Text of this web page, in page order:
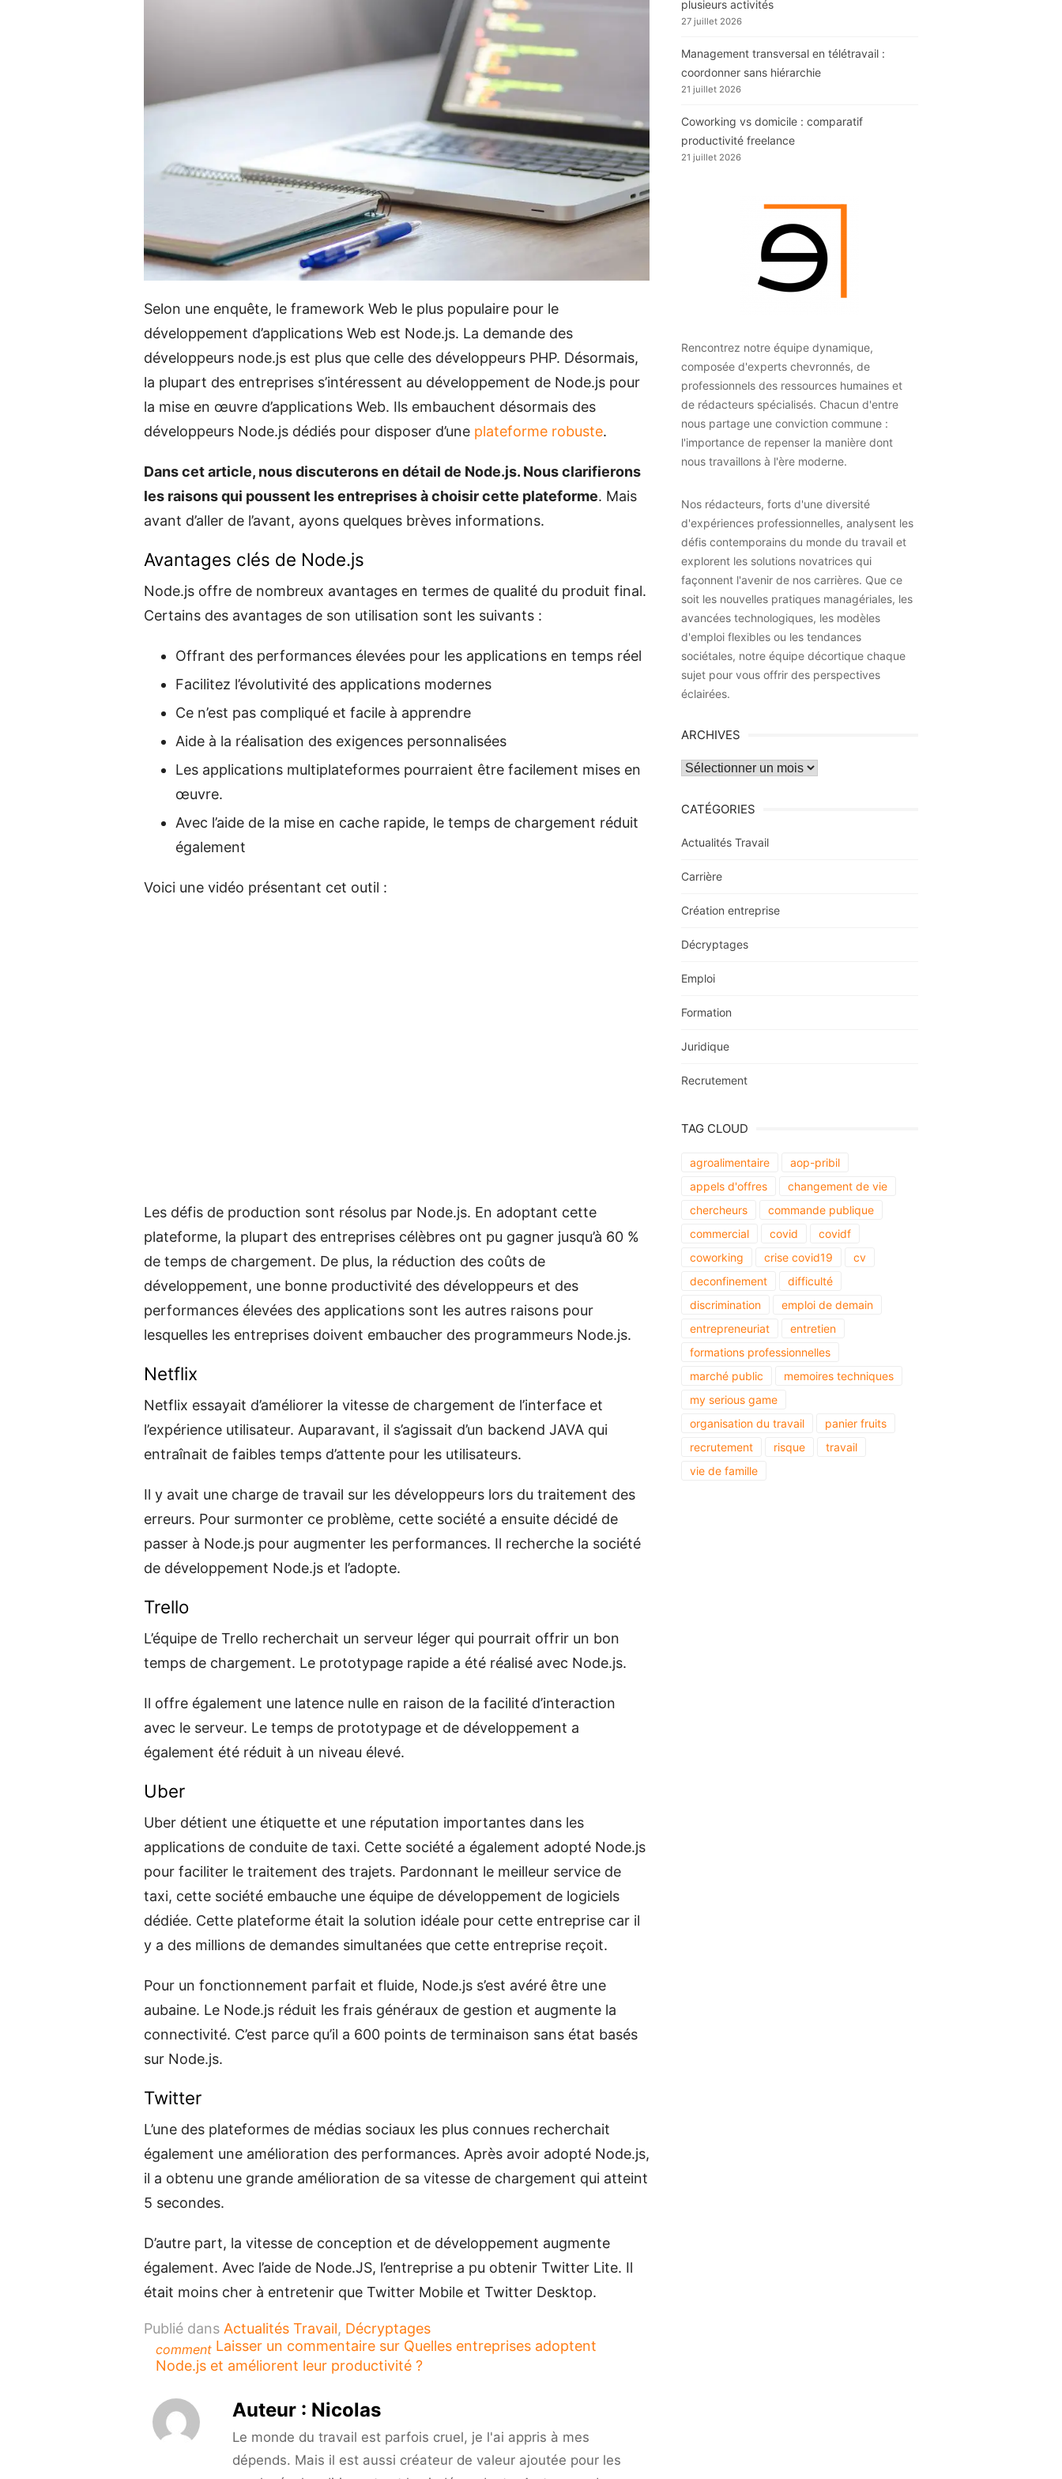
Selon une enquête, le framework Web le plus populaire pour le
développement d’applications Web est Node.js. La demande des
développeurs node.js est plus que celle des développeurs PHP. Désormais,
la plupart des entreprises s’intéressent au développement de Node.js pour
la mise en œuvre d’applications Web. Ils embauchent désormais des
développeurs Node.js dédiés pour disposer d’une plateforme robuste.
Dans cet article, nous discuterons en détail de Node.js. Nous clarifierons
les raisons qui poussent les entreprises à choisir cette plateforme. Mais
avant d’aller de l’avant, ayons quelques brèves informations.
Avantages clés de Node.js
Node.js offre de nombreux avantages en termes de qualité du produit final.
Certains des avantages de son utilisation sont les suivants :
Offrant des performances élevées pour les applications en temps réel
Facilitez l’évolutivité des applications modernes
Ce n’est pas compliqué et facile à apprendre
Aide à la réalisation des exigences personnalisées
Les applications multiplateformes pourraient être facilement mises en
œuvre.
Avec l’aide de la mise en cache rapide, le temps de chargement réduit
également
Voici une vidéo présentant cet outil :
Les défis de production sont résolus par Node.js. En adoptant cette
plateforme, la plupart des entreprises célèbres ont pu gagner jusqu’à 60 %
de temps de chargement. De plus, la réduction des coûts de
développement, une bonne productivité des développeurs et des
performances élevées des applications sont les autres raisons pour
lesquelles les entreprises doivent embaucher des programmeurs Node.js.
Netflix
Netflix essayait d’améliorer la vitesse de chargement de l’interface et
l’expérience utilisateur. Auparavant, il s’agissait d’un backend JAVA qui
entraînait de faibles temps d’attente pour les utilisateurs.
Il y avait une charge de travail sur les développeurs lors du traitement des
erreurs. Pour surmonter ce problème, cette société a ensuite décidé de
passer à Node.js pour augmenter les performances. Il recherche la société
de développement Node.js et l’adopte.
Trello
L’équipe de Trello recherchait un serveur léger qui pourrait offrir un bon
temps de chargement. Le prototypage rapide a été réalisé avec Node.js.
Il offre également une latence nulle en raison de la facilité d’interaction
avec le serveur. Le temps de prototypage et de développement a
également été réduit à un niveau élevé.
Uber
Uber détient une étiquette et une réputation importantes dans les
applications de conduite de taxi. Cette société a également adopté Node.js
pour faciliter le traitement des trajets. Pardonnant le meilleur service de
taxi, cette société embauche une équipe de développement de logiciels
dédiée. Cette plateforme était la solution idéale pour cette entreprise car il
y a des millions de demandes simultanées que cette entreprise reçoit.
Pour un fonctionnement parfait et fluide, Node.js s’est avéré être une
aubaine. Le Node.js réduit les frais généraux de gestion et augmente la
connectivité. C’est parce qu’il a 600 points de terminaison sans état basés
sur Node.js.
Twitter
L’une des plateformes de médias sociaux les plus connues recherchait
également une amélioration des performances. Après avoir adopté Node.js,
il a obtenu une grande amélioration de sa vitesse de chargement qui atteint
5 secondes.
D’autre part, la vitesse de conception et de développement augmente
également. Avec l’aide de Node.JS, l’entreprise a pu obtenir Twitter Lite. Il
était moins cher à entretenir que Twitter Mobile et Twitter Desktop.
Publié dans Actualités Travail, Décryptages
comment Laisser un commentaire sur Quelles entreprises adoptent
Node.js et améliorent leur productivité ?
Auteur : Nicolas
Le monde du travail est parfois cruel, je l'ai appris à mes
dépends. Mais il est aussi créateur de valeur ajoutée pour les
plusieurs activités
27 juillet 2026
Management transversal en télétravail :
coordonner sans hiérarchie
21 juillet 2026
Coworking vs domicile : comparatif
productivité freelance
21 juillet 2026
Rencontrez notre équipe dynamique,
composée d'experts chevronnés, de
professionnels des ressources humaines et
de rédacteurs spécialisés. Chacun d'entre
nous partage une conviction commune :
l'importance de repenser la manière dont
nous travaillons à l'ère moderne.
Nos rédacteurs, forts d'une diversité
d'expériences professionnelles, analysent les
défis contemporains du monde du travail et
explorent les solutions novatrices qui
façonnent l'avenir de nos carrières. Que ce
soit les nouvelles pratiques managériales, les
avancées technologiques, les modèles
d'emploi flexibles ou les tendances
sociétales, notre équipe décortique chaque
sujet pour vous offrir des perspectives
éclairées.
ARCHIVES
Archives
CATÉGORIES
Actualités Travail
Carrière
Création entreprise
Décryptages
Emploi
Formation
Juridique
Recrutement
TAG CLOUD
agroalimentaire
aop-pribil
appels d'offres
changement de vie
chercheurs
commande publique
commercial
covid
covidf
coworking
crise covid19
cv
deconfinement
difficulté
discrimination
emploi de demain
entrepreneuriat
entretien
formations professionnelles
marché public
memoires techniques
my serious game
organisation du travail
panier fruits
recrutement
risque
travail
vie de famille